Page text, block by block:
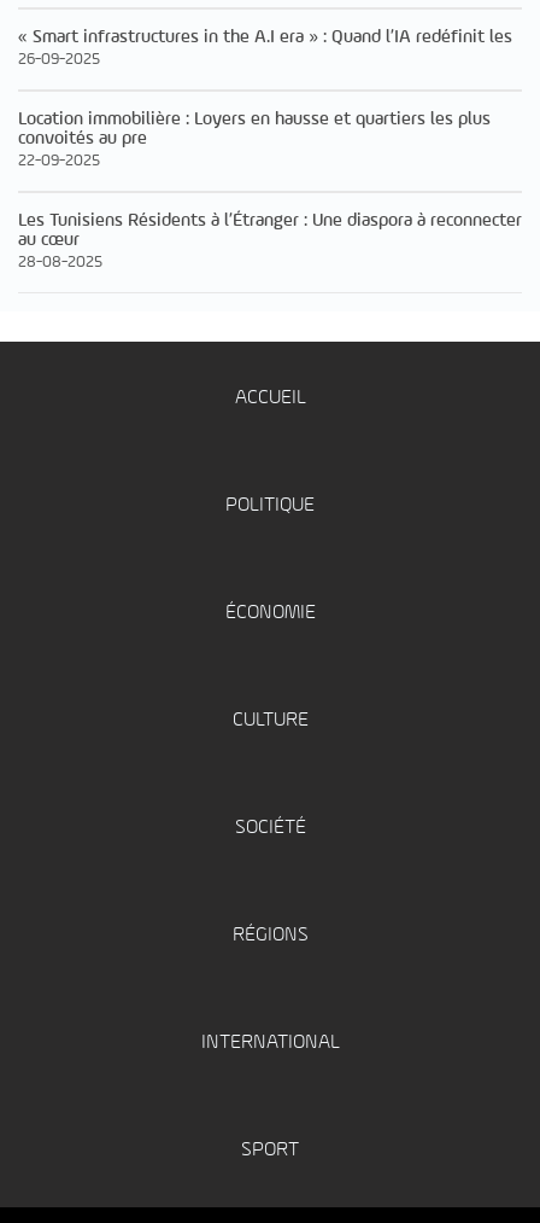
« Smart infrastructures in the A.I era » : Quand l’IA redéfinit les
26-09-2025
Location immobilière : Loyers en hausse et quartiers les plus
convoités au pre
22-09-2025
Les Tunisiens Résidents à l’Étranger : Une diaspora à reconnecter
au cœur
28-08-2025
ACCUEIL
POLITIQUE
ÉCONOMIE
CULTURE
SOCIÉTÉ
RÉGIONS
INTERNATIONAL
SPORT